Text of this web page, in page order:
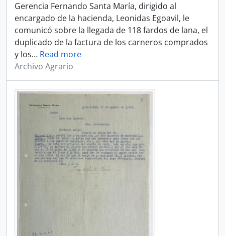
Gerencia Fernando Santa María, dirigido al
encargado de la hacienda, Leonidas Egoavil, le
comunicó sobre la llegada de 118 fardos de lana, el
duplicado de la factura de los carneros comprados
y los… Read more
Archivo Agrario